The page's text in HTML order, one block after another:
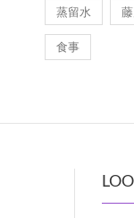
蒸留水
食事